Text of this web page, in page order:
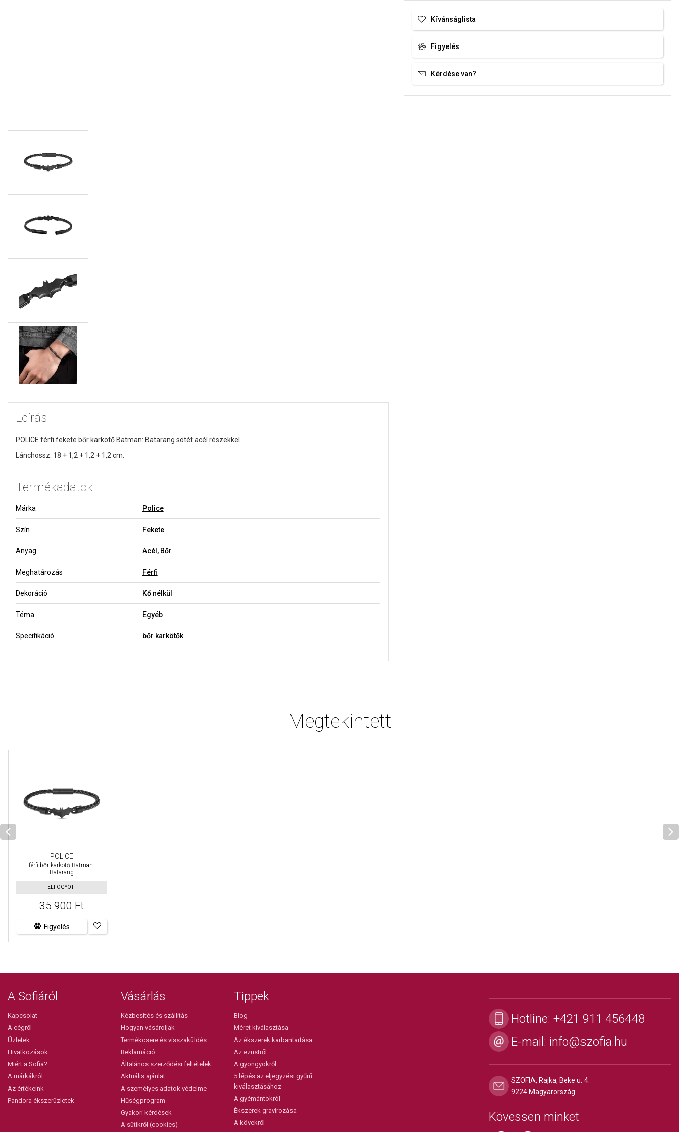
Leírás
POLICE férfi fekete bőr karkötő Batman: Batarang sötét acél részekkel.
Lánchossz: 18 + 1,2 + 1,2 + 1,2 cm.
Termékadatok
Márka Police
Szín Fekete
Anyag Acél, Bőr
Meghatározás Férfi
Dekoráció Kő nélkül
Téma Egyéb
Specifikáció bőr karkötők
Kívánságlista
Figyelés
Kérdése van?
Megtekintett
POLICE
férfi bőr karkötő Batman:
Batarang
ELFOGYOTT
35 900 Ft
Figyelés
A Sofiáról
Kapcsolat
A cégről
Üzletek
Hivatkozások
Miért a Sofia?
A márkákról
Az értékeink
Pandora ékszerüzletek
Vásárlás
Kézbesítés és szállítás
Hogyan vásároljak
Termékcsere és visszaküldés
Reklamáció
Általános szerződési feltételek
Aktuális ajánlat
A személyes adatok védelme
Hűségprogram
Gyakori kérdések
A sütikről (cookies)
Tippek
Blog
Méret kiválasztása
Az ékszerek karbantartása
Az ezüstről
A gyöngyökről
5 lépés az eljegyzési gyűrű
kiválasztásához
A gyémántokról
Ékszerek gravírozása
A kövekről
Hotline: +421 911 456448
E-mail: info@szofia.hu
SZOFIA, Rajka, Beke u. 4.
9224 Magyarország
Kövessen minket